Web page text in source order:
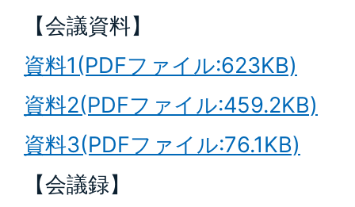
【会議資料】
資料1(PDFファイル:623KB)
資料2(PDFファイル:459.2KB)
資料3(PDFファイル:76.1KB)
【会議録】